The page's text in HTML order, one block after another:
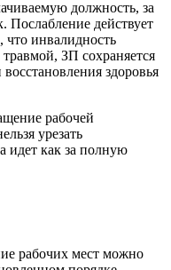
должность, за
Послабление действует
что инвалидность
ЗП сохраняется
здоровья
рабочей
урезать
идет как за полную
рабочих мест можно